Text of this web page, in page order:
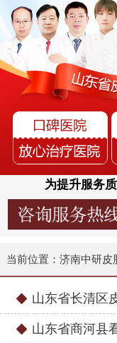
为提升服务
当前位置： 济南中研皮
山东省长清区
山东省商河县